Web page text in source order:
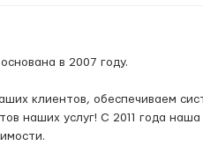
в 2007 году.
клиентов, обеспечиваем
наших услуг! С 2011 года